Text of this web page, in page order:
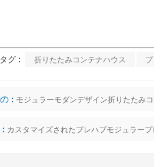
グ : 折りたたみコンテナハウス プ
: モジュラーモダンデザイン折りたたみコ
: カスタマイズされたプレハブモジュラープ